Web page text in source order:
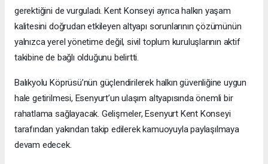
gerektiğini de vurguladı. Kent Konseyi ayrıca halkın yaşam
kalitesini doğrudan etkileyen altyapı sorunlarının çözümünün
yalnızca yerel yönetime değil, sivil toplum kuruluşlarının aktif
takibine de bağlı olduğunu belirtti.
Balıkyolu Köprüsü’nün güçlendirilerek halkın güvenliğine uygun
hale getirilmesi, Esenyurt’un ulaşım altyapısında önemli bir
rahatlama sağlayacak. Gelişmeler, Esenyurt Kent Konseyi
tarafından yakından takip edilerek kamuoyuyla paylaşılmaya
devam edecek.